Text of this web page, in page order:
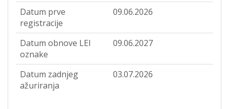
Datum prve
registracije
09.06.2026
Datum obnove LEI
oznake
09.06.2027
Datum zadnjeg
ažuriranja
03.07.2026